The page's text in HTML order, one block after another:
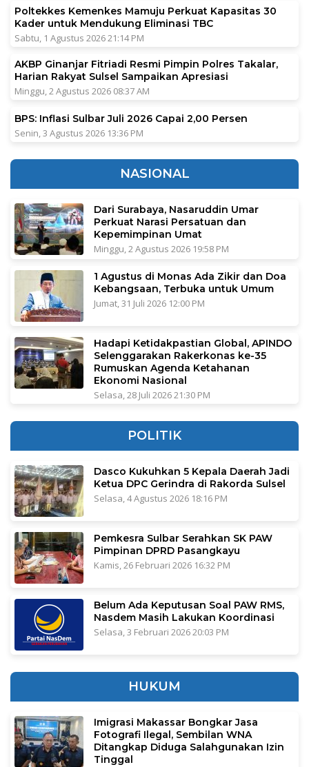
Poltekkes Kemenkes Mamuju Perkuat Kapasitas 30
Kader untuk Mendukung Eliminasi TBC
Sabtu, 1 Agustus 2026 21:14 PM
AKBP Ginanjar Fitriadi Resmi Pimpin Polres Takalar,
Harian Rakyat Sulsel Sampaikan Apresiasi
Minggu, 2 Agustus 2026 08:37 AM
BPS: Inflasi Sulbar Juli 2026 Capai 2,00 Persen
Senin, 3 Agustus 2026 13:36 PM
NASIONAL
Dari Surabaya, Nasaruddin Umar
Perkuat Narasi Persatuan dan
Kepemimpinan Umat
Minggu, 2 Agustus 2026 19:58 PM
1 Agustus di Monas Ada Zikir dan Doa
Kebangsaan, Terbuka untuk Umum
Jumat, 31 Juli 2026 12:00 PM
Hadapi Ketidakpastian Global, APINDO
Selenggarakan Rakerkonas ke-35
Rumuskan Agenda Ketahanan
Ekonomi Nasional
Selasa, 28 Juli 2026 21:30 PM
POLITIK
Dasco Kukuhkan 5 Kepala Daerah Jadi
Ketua DPC Gerindra di Rakorda Sulsel
Selasa, 4 Agustus 2026 18:16 PM
Pemkesra Sulbar Serahkan SK PAW
Pimpinan DPRD Pasangkayu
Kamis, 26 Februari 2026 16:32 PM
Belum Ada Keputusan Soal PAW RMS,
Nasdem Masih Lakukan Koordinasi
Selasa, 3 Februari 2026 20:03 PM
HUKUM
Imigrasi Makassar Bongkar Jasa
Fotografi Ilegal, Sembilan WNA
Ditangkap Diduga Salahgunakan Izin
Tinggal